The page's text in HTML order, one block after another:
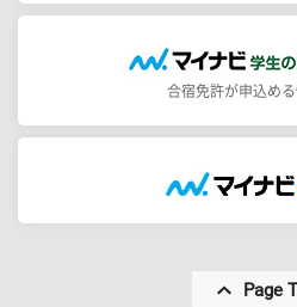
合宿免許が申込め
Page